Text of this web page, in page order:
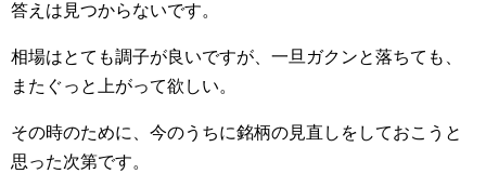
答えは見つからないです。
相場はとても調子が良いですが、一旦ガクンと落ちても、
またぐっと上がって欲しい。
その時のために、今のうちに銘柄の見直しをしておこうと
思った次第です。